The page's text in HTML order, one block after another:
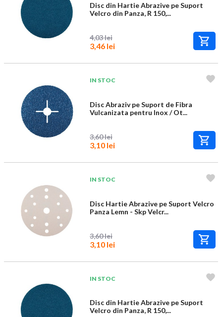
Disc din Hartie Abrazive pe Suport
Velcro din Panza, R 150,...
4,03 lei
3,46 lei
IN STOC
Disc Abraziv pe Suport de Fibra
Vulcanizata pentru Inox / Ot...
3,60 lei
3,10 lei
IN STOC
Disc Hartie Abrazive pe Suport Velcro
Panza Lemn - Skp Velcr...
3,60 lei
3,10 lei
IN STOC
Disc din Hartie Abrazive pe Suport
Velcro din Panza, R 150,...